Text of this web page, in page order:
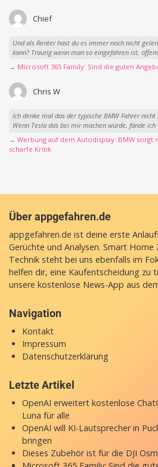
Chief
Und als Renter hast du es immer noch nicht
kann? Traurig wenn man so eingefahren ist,
→ Microsoft 365 Family: Sind die guten
Chris W
Ich denke mal das der typische BMW Fahrer
Wenn Tesla das bei mir machen würde, fände ich
→ Werbung auf dem Autodisplay: BMW sorgt
scharfe Kritik
Über appgefahren.de
appgefahren.de ist deine erste
Gerüchte und Analysen. Smart
Technik steht bei uns ebenfalls im
helfen dir, eine Kaufentscheidung zu
unsere kostenlose News-App aus
Navigation
Kontakt
Impressum
Datenschutzerklärung
Letzte Artikel
OpenAI erweitert kostenlose
Luna für alle
OpenAI will KI-Lautsprecher in
bringen
Dieses Zubehör ist für die DJI